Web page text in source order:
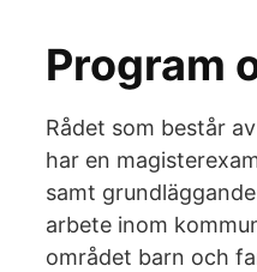
Program
Rådet som består
har en
samt
arbete inom
området barn och